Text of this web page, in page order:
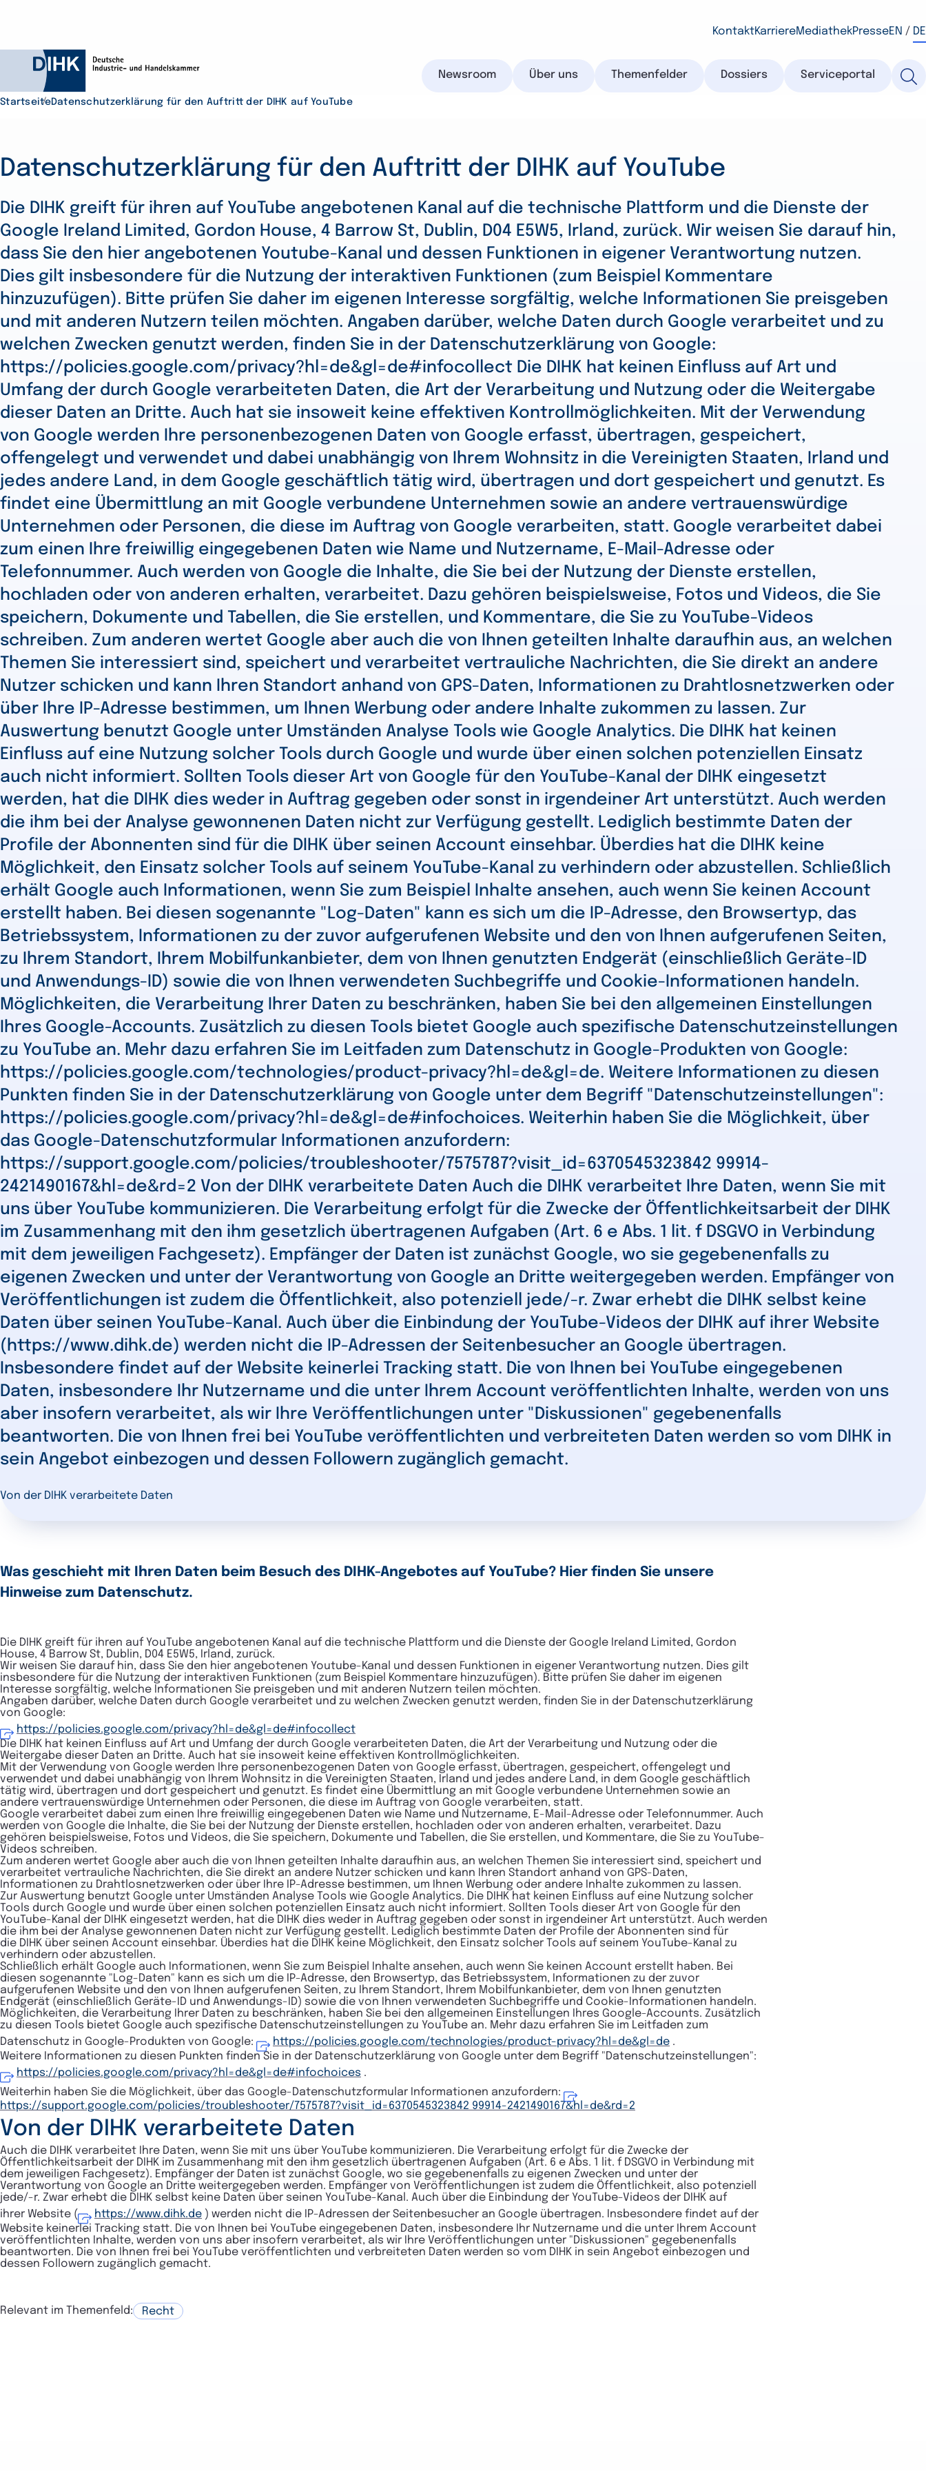
KontaktKarriereMediathekPresseEN / DE
Newsroom Über uns Themenfelder Dossiers Serviceportal
Durchsuchen Sie DIHK.de
Suchen
StartseiteDatenschutzerklärung für den Auftritt der DIHK auf YouTube
Datenschutzerklärung für den Auftritt der DIHK auf YouTube
Die DIHK greift für ihren auf YouTube angebotenen Kanal auf die technische Plattform und die Dienste der
Google Ireland Limited, Gordon House, 4 Barrow St, Dublin, D04 E5W5, Irland, zurück. Wir weisen Sie darauf hin,
dass Sie den hier angebotenen Youtube-Kanal und dessen Funktionen in eigener Verantwortung nutzen.
Dies gilt insbesondere für die Nutzung der interaktiven Funktionen (zum Beispiel Kommentare
hinzuzufügen). Bitte prüfen Sie daher im eigenen Interesse sorgfältig, welche Informationen Sie preisgeben
und mit anderen Nutzern teilen möchten. Angaben darüber, welche Daten durch Google verarbeitet und zu
welchen Zwecken genutzt werden, finden Sie in der Datenschutzerklärung von Google:
https://policies.google.com/privacy?hl=de&gl=de#infocollect Die DIHK hat keinen Einfluss auf Art und
Umfang der durch Google verarbeiteten Daten, die Art der Verarbeitung und Nutzung oder die Weitergabe
dieser Daten an Dritte. Auch hat sie insoweit keine effektiven Kontrollmöglichkeiten. Mit der Verwendung
von Google werden Ihre personenbezogenen Daten von Google erfasst, übertragen, gespeichert,
offengelegt und verwendet und dabei unabhängig von Ihrem Wohnsitz in die Vereinigten Staaten, Irland und
jedes andere Land, in dem Google geschäftlich tätig wird, übertragen und dort gespeichert und genutzt. Es
findet eine Übermittlung an mit Google verbundene Unternehmen sowie an andere vertrauenswürdige
Unternehmen oder Personen, die diese im Auftrag von Google verarbeiten, statt. Google verarbeitet dabei
zum einen Ihre freiwillig eingegebenen Daten wie Name und Nutzername, E-Mail-Adresse oder
Telefonnummer. Auch werden von Google die Inhalte, die Sie bei der Nutzung der Dienste erstellen,
hochladen oder von anderen erhalten, verarbeitet. Dazu gehören beispielsweise, Fotos und Videos, die Sie
speichern, Dokumente und Tabellen, die Sie erstellen, und Kommentare, die Sie zu YouTube-Videos
schreiben. Zum anderen wertet Google aber auch die von Ihnen geteilten Inhalte daraufhin aus, an welchen
Themen Sie interessiert sind, speichert und verarbeitet vertrauliche Nachrichten, die Sie direkt an andere
Nutzer schicken und kann Ihren Standort anhand von GPS-Daten, Informationen zu Drahtlosnetzwerken oder
über Ihre IP-Adresse bestimmen, um Ihnen Werbung oder andere Inhalte zukommen zu lassen. Zur
Auswertung benutzt Google unter Umständen Analyse Tools wie Google Analytics. Die DIHK hat keinen
Einfluss auf eine Nutzung solcher Tools durch Google und wurde über einen solchen potenziellen Einsatz
auch nicht informiert. Sollten Tools dieser Art von Google für den YouTube-Kanal der DIHK eingesetzt
werden, hat die DIHK dies weder in Auftrag gegeben oder sonst in irgendeiner Art unterstützt. Auch werden
die ihm bei der Analyse gewonnenen Daten nicht zur Verfügung gestellt. Lediglich bestimmte Daten der
Profile der Abonnenten sind für die DIHK über seinen Account einsehbar. Überdies hat die DIHK keine
Möglichkeit, den Einsatz solcher Tools auf seinem YouTube-Kanal zu verhindern oder abzustellen. Schließlich
erhält Google auch Informationen, wenn Sie zum Beispiel Inhalte ansehen, auch wenn Sie keinen Account
erstellt haben. Bei diesen sogenannte "Log-Daten" kann es sich um die IP-Adresse, den Browsertyp, das
Betriebssystem, Informationen zu der zuvor aufgerufenen Website und den von Ihnen aufgerufenen Seiten,
zu Ihrem Standort, Ihrem Mobilfunkanbieter, dem von Ihnen genutzten Endgerät (einschließlich Geräte-ID
und Anwendungs-ID) sowie die von Ihnen verwendeten Suchbegriffe und Cookie-Informationen handeln.
Möglichkeiten, die Verarbeitung Ihrer Daten zu beschränken, haben Sie bei den allgemeinen Einstellungen
Ihres Google-Accounts. Zusätzlich zu diesen Tools bietet Google auch spezifische Datenschutzeinstellungen
zu YouTube an. Mehr dazu erfahren Sie im Leitfaden zum Datenschutz in Google-Produkten von Google:
https://policies.google.com/technologies/product-privacy?hl=de&gl=de. Weitere Informationen zu diesen
Punkten finden Sie in der Datenschutzerklärung von Google unter dem Begriff "Datenschutzeinstellungen":
https://policies.google.com/privacy?hl=de&gl=de#infochoices. Weiterhin haben Sie die Möglichkeit, über
das Google-Datenschutzformular Informationen anzufordern:
https://support.google.com/policies/troubleshooter/7575787?visit_id=6370545323842 99914-
2421490167&hl=de&rd=2 Von der DIHK verarbeitete Daten Auch die DIHK verarbeitet Ihre Daten, wenn Sie mit
uns über YouTube kommunizieren. Die Verarbeitung erfolgt für die Zwecke der Öffentlichkeitsarbeit der DIHK
im Zusammenhang mit den ihm gesetzlich übertragenen Aufgaben (Art. 6 e Abs. 1 lit. f DSGVO in Verbindung
mit dem jeweiligen Fachgesetz). Empfänger der Daten ist zunächst Google, wo sie gegebenenfalls zu
eigenen Zwecken und unter der Verantwortung von Google an Dritte weitergegeben werden. Empfänger von
Veröffentlichungen ist zudem die Öffentlichkeit, also potenziell jede/-r. Zwar erhebt die DIHK selbst keine
Daten über seinen YouTube-Kanal. Auch über die Einbindung der YouTube-Videos der DIHK auf ihrer Website
(https://www.dihk.de) werden nicht die IP-Adressen der Seitenbesucher an Google übertragen.
Insbesondere findet auf der Website keinerlei Tracking statt. Die von Ihnen bei YouTube eingegebenen
Daten, insbesondere Ihr Nutzername und die unter Ihrem Account veröffentlichten Inhalte, werden von uns
aber insofern verarbeitet, als wir Ihre Veröffentlichungen unter "Diskussionen" gegebenenfalls
beantworten. Die von Ihnen frei bei YouTube veröffentlichten und verbreiteten Daten werden so vom DIHK in
sein Angebot einbezogen und dessen Followern zugänglich gemacht.
Von der DIHK verarbeitete Daten
Was geschieht mit Ihren Daten beim Besuch des DIHK-Angebotes auf YouTube? Hier finden Sie unsere
Hinweise zum Datenschutz.
Die DIHK greift für ihren auf YouTube angebotenen Kanal auf die technische Plattform und die Dienste der Google Ireland Limited, Gordon
House, 4 Barrow St, Dublin, D04 E5W5, Irland, zurück.
Wir weisen Sie darauf hin, dass Sie den hier angebotenen Youtube-Kanal und dessen Funktionen in eigener Verantwortung nutzen. Dies gilt
insbesondere für die Nutzung der interaktiven Funktionen (zum Beispiel Kommentare hinzuzufügen). Bitte prüfen Sie daher im eigenen
Interesse sorgfältig, welche Informationen Sie preisgeben und mit anderen Nutzern teilen möchten.
Angaben darüber, welche Daten durch Google verarbeitet und zu welchen Zwecken genutzt werden, finden Sie in der Datenschutzerklärung
von Google:
https://policies.google.com/privacy?hl=de&gl=de#infocollect
Die DIHK hat keinen Einfluss auf Art und Umfang der durch Google verarbeiteten Daten, die Art der Verarbeitung und Nutzung oder die
Weitergabe dieser Daten an Dritte. Auch hat sie insoweit keine effektiven Kontrollmöglichkeiten.
Mit der Verwendung von Google werden Ihre personenbezogenen Daten von Google erfasst, übertragen, gespeichert, offengelegt und
verwendet und dabei unabhängig von Ihrem Wohnsitz in die Vereinigten Staaten, Irland und jedes andere Land, in dem Google geschäftlich
tätig wird, übertragen und dort gespeichert und genutzt. Es findet eine Übermittlung an mit Google verbundene Unternehmen sowie an
andere vertrauenswürdige Unternehmen oder Personen, die diese im Auftrag von Google verarbeiten, statt.
Google verarbeitet dabei zum einen Ihre freiwillig eingegebenen Daten wie Name und Nutzername, E-Mail-Adresse oder Telefonnummer. Auch
werden von Google die Inhalte, die Sie bei der Nutzung der Dienste erstellen, hochladen oder von anderen erhalten, verarbeitet. Dazu
gehören beispielsweise, Fotos und Videos, die Sie speichern, Dokumente und Tabellen, die Sie erstellen, und Kommentare, die Sie zu YouTube-
Videos schreiben.
Zum anderen wertet Google aber auch die von Ihnen geteilten Inhalte daraufhin aus, an welchen Themen Sie interessiert sind, speichert und
verarbeitet vertrauliche Nachrichten, die Sie direkt an andere Nutzer schicken und kann Ihren Standort anhand von GPS-Daten,
Informationen zu Drahtlosnetzwerken oder über Ihre IP-Adresse bestimmen, um Ihnen Werbung oder andere Inhalte zukommen zu lassen.
Zur Auswertung benutzt Google unter Umständen Analyse Tools wie Google Analytics. Die DIHK hat keinen Einfluss auf eine Nutzung solcher
Tools durch Google und wurde über einen solchen potenziellen Einsatz auch nicht informiert. Sollten Tools dieser Art von Google für den
YouTube-Kanal der DIHK eingesetzt werden, hat die DIHK dies weder in Auftrag gegeben oder sonst in irgendeiner Art unterstützt. Auch werden
die ihm bei der Analyse gewonnenen Daten nicht zur Verfügung gestellt. Lediglich bestimmte Daten der Profile der Abonnenten sind für
die DIHK über seinen Account einsehbar. Überdies hat die DIHK keine Möglichkeit, den Einsatz solcher Tools auf seinem YouTube-Kanal zu
verhindern oder abzustellen.
Schließlich erhält Google auch Informationen, wenn Sie zum Beispiel Inhalte ansehen, auch wenn Sie keinen Account erstellt haben. Bei
diesen sogenannte "Log-Daten" kann es sich um die IP-Adresse, den Browsertyp, das Betriebssystem, Informationen zu der zuvor
aufgerufenen Website und den von Ihnen aufgerufenen Seiten, zu Ihrem Standort, Ihrem Mobilfunkanbieter, dem von Ihnen genutzten
Endgerät (einschließlich Geräte-ID und Anwendungs-ID) sowie die von Ihnen verwendeten Suchbegriffe und Cookie-Informationen handeln.
Möglichkeiten, die Verarbeitung Ihrer Daten zu beschränken, haben Sie bei den allgemeinen Einstellungen Ihres Google-Accounts. Zusätzlich
zu diesen Tools bietet Google auch spezifische Datenschutzeinstellungen zu YouTube an. Mehr dazu erfahren Sie im Leitfaden zum
Datenschutz in Google-Produkten von Google:
https://policies.google.com/technologies/product-privacy?hl=de&gl=de .
Weitere Informationen zu diesen Punkten finden Sie in der Datenschutzerklärung von Google unter dem Begriff "Datenschutzeinstellungen":
https://policies.google.com/privacy?hl=de&gl=de#infochoices .
Weiterhin haben Sie die Möglichkeit, über das Google-Datenschutzformular Informationen anzufordern:
https://support.google.com/policies/troubleshooter/7575787?visit_id=6370545323842 99914-2421490167&hl=de&rd=2
Von der DIHK verarbeitete Daten
Auch die DIHK verarbeitet Ihre Daten, wenn Sie mit uns über YouTube kommunizieren. Die Verarbeitung erfolgt für die Zwecke der
Öffentlichkeitsarbeit der DIHK im Zusammenhang mit den ihm gesetzlich übertragenen Aufgaben (Art. 6 e Abs. 1 lit. f DSGVO in Verbindung mit
dem jeweiligen Fachgesetz). Empfänger der Daten ist zunächst Google, wo sie gegebenenfalls zu eigenen Zwecken und unter der
Verantwortung von Google an Dritte weitergegeben werden. Empfänger von Veröffentlichungen ist zudem die Öffentlichkeit, also potenziell
jede/-r. Zwar erhebt die DIHK selbst keine Daten über seinen YouTube-Kanal. Auch über die Einbindung der YouTube-Videos der DIHK auf
ihrer Website (
https://www.dihk.de ) werden nicht die IP-Adressen der Seitenbesucher an Google übertragen. Insbesondere findet auf der
Website keinerlei Tracking statt. Die von Ihnen bei YouTube eingegebenen Daten, insbesondere Ihr Nutzername und die unter Ihrem Account
veröffentlichten Inhalte, werden von uns aber insofern verarbeitet, als wir Ihre Veröffentlichungen unter "Diskussionen" gegebenenfalls
beantworten. Die von Ihnen frei bei YouTube veröffentlichten und verbreiteten Daten werden so vom DIHK in sein Angebot einbezogen und
dessen Followern zugänglich gemacht.
Relevant im Themenfeld: Recht